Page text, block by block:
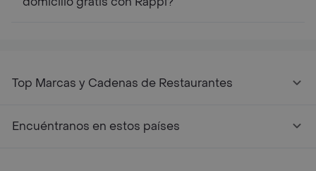
Top Marcas y Cadenas de Restaurantes
Encuéntranos en estos países